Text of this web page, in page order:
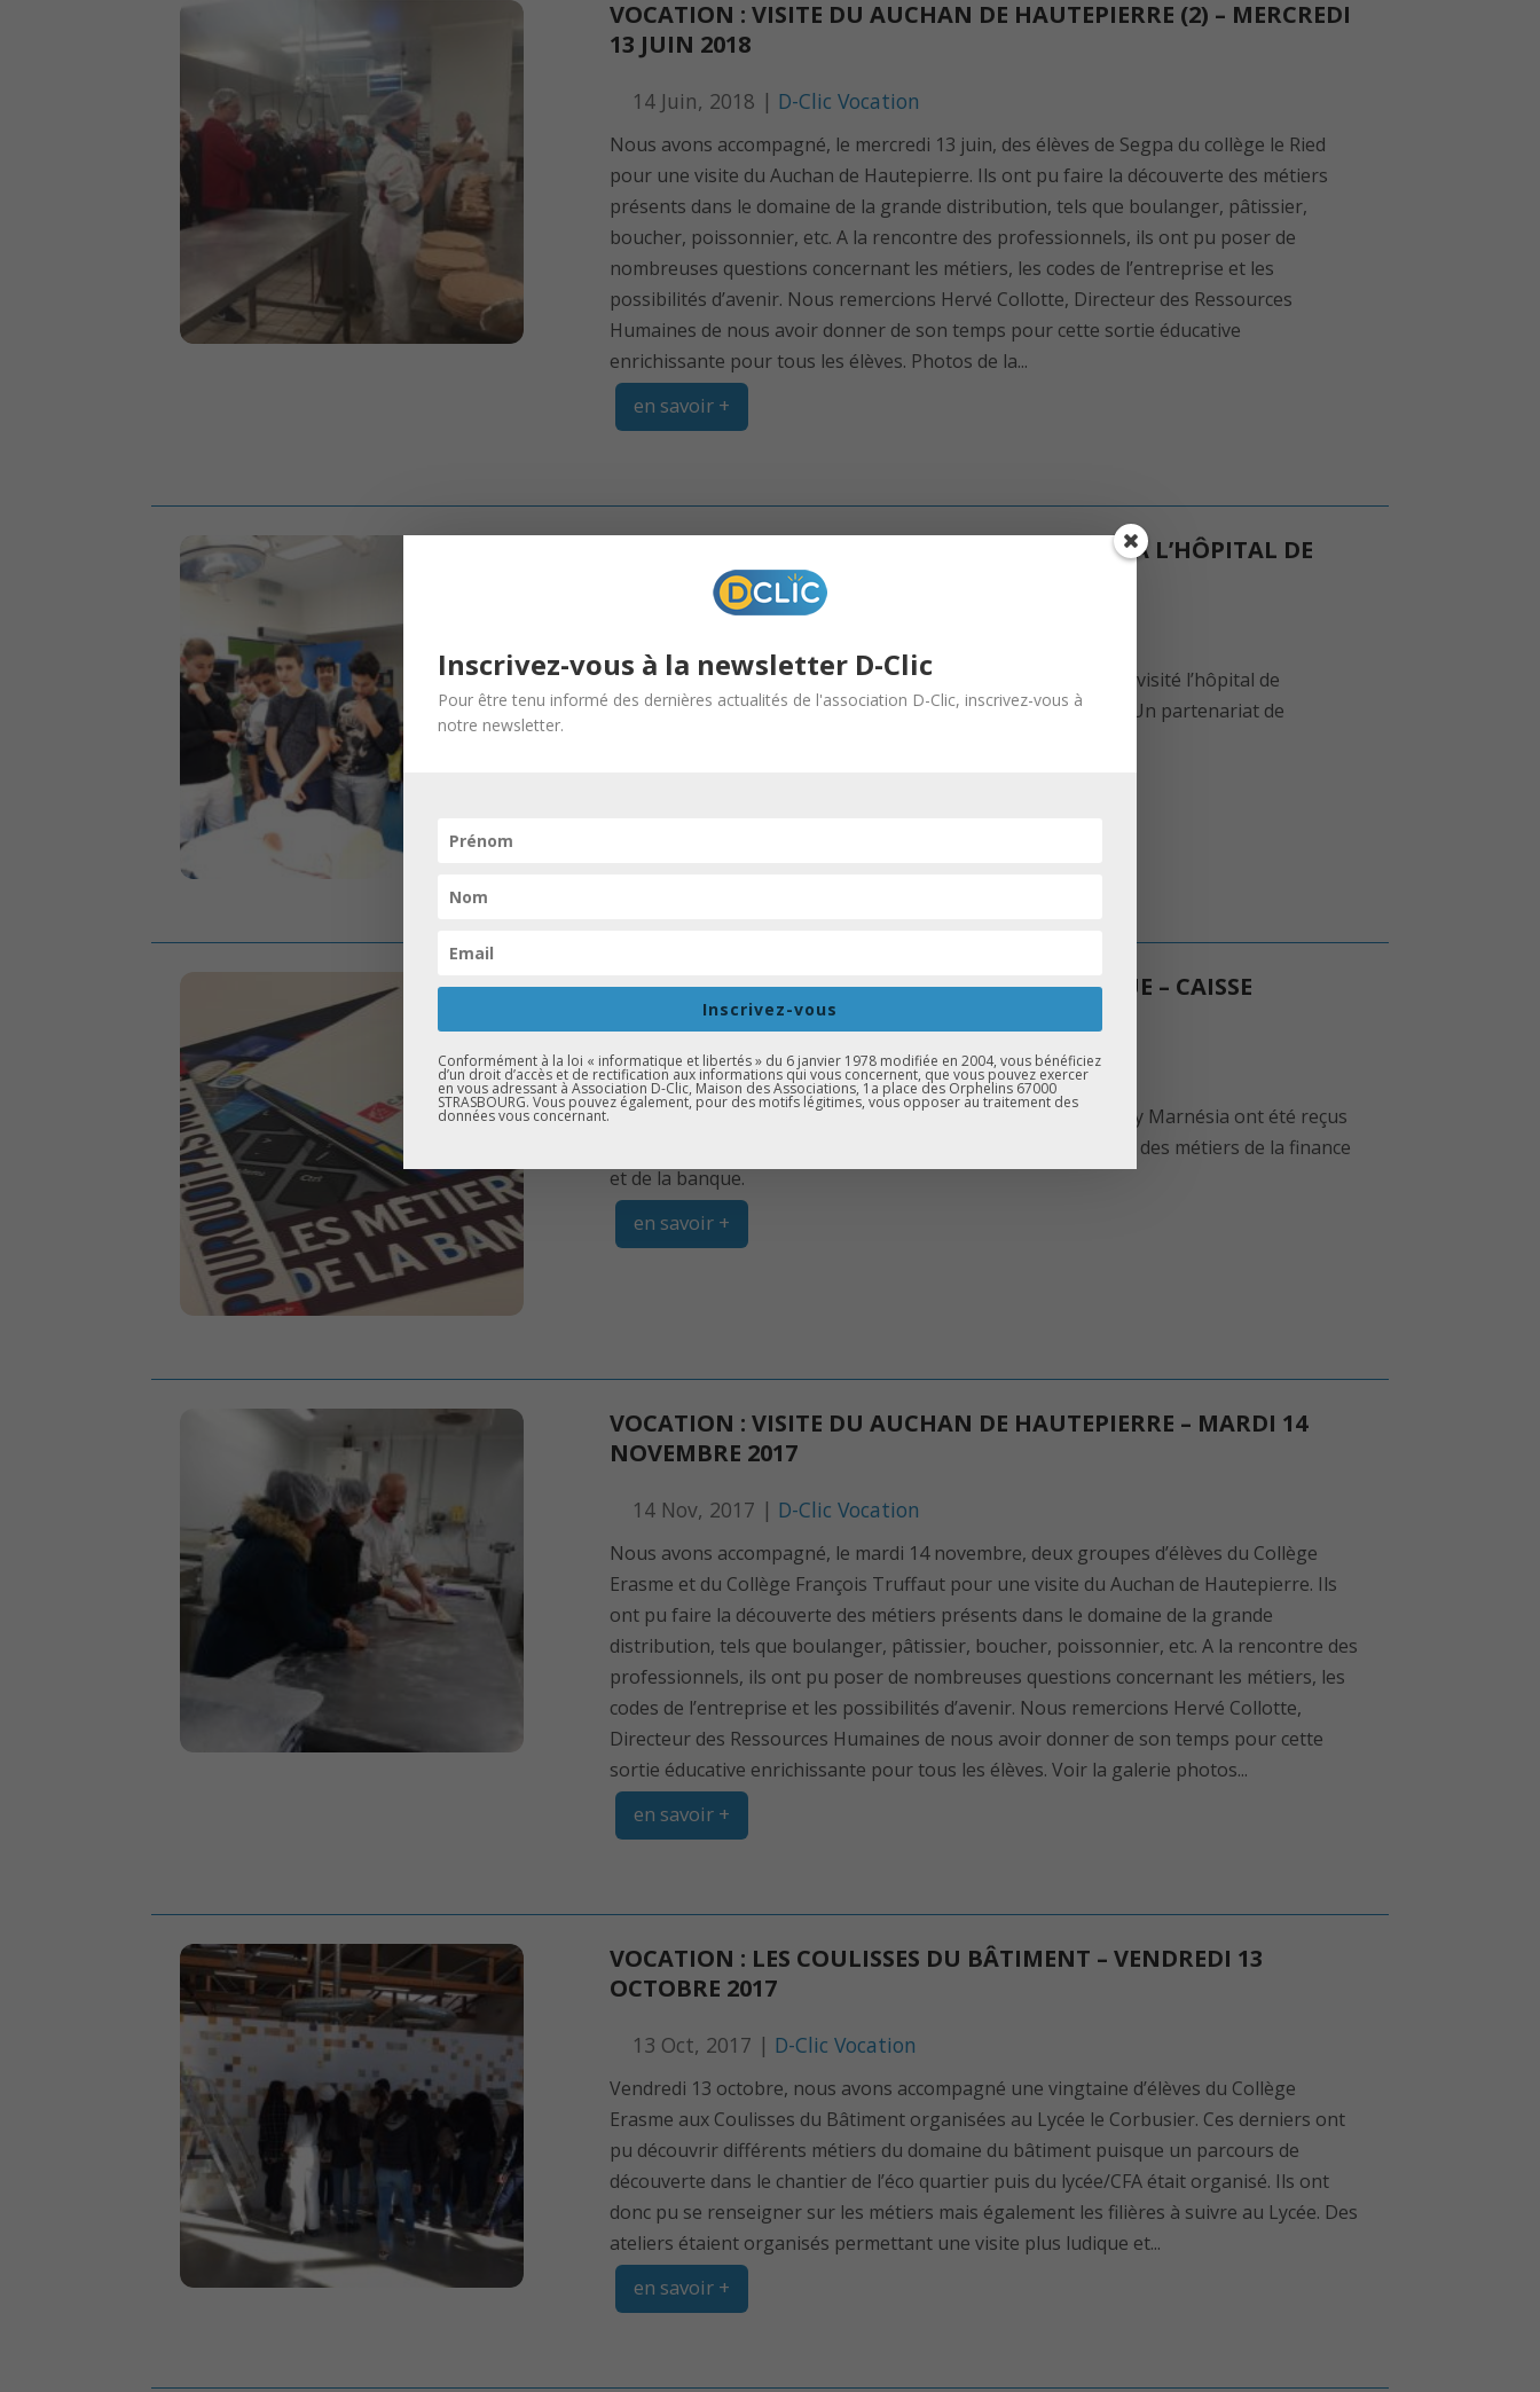
VOCATION : VISITE DU AUCHAN DE HAUTEPIERRE (2) – MERCREDI
13 JUIN 2018
14 Juin, 2018 | D-Clic Vocation
Nous avons accompagné, le mercredi 13 juin, des élèves de Segpa du collège le Ried
pour une visite du Auchan de Hautepierre. Ils ont pu faire la découverte des métiers
présents dans le domaine de la grande distribution, tels que boulanger, pâtissier,
boucher, poissonnier, etc. A la rencontre des professionnels, ils ont pu poser de
nombreuses questions concernant les métiers, les codes de l’entreprise et les
possibilités d’avenir. Nous remercions Hervé Collotte, Directeur des Ressources
Humaines de nous avoir donner de son temps pour cette sortie éducative
enrichissante pour tous les élèves. Photos de la...
en savoir +
VOCATION : VISITE DES MÉTIERS DE LA SANTÉ À L’HÔPITAL DE
HAUTEPIERRE
Jeudi 29 mars, des élèves de troisième du Collège Erasme ont visité l’hôpital de
Hautepierre : le service radiologie et le service des urgences. Un partenariat de
VOCATION : VISITE DES MÉTIERS DE LA BANQUE – CAISSE
D’ÉPARGNE D’ALSACE
20 Mar, 2018 |D-Clic Vocation
Mardi 20 mars 2018, des élèves de quatrième du Collège Lezay Marnésia ont été reçus
au siège de la Caisse d’épargne d’Alsace pour une découverte des métiers de la finance
et de la banque.
en savoir +
VOCATION : VISITE DU AUCHAN DE HAUTEPIERRE – MARDI 14
NOVEMBRE 2017
14 Nov, 2017 | D-Clic Vocation
Nous avons accompagné, le mardi 14 novembre, deux groupes d’élèves du Collège
Erasme et du Collège François Truffaut pour une visite du Auchan de Hautepierre. Ils
ont pu faire la découverte des métiers présents dans le domaine de la grande
distribution, tels que boulanger, pâtissier, boucher, poissonnier, etc. A la rencontre des
professionnels, ils ont pu poser de nombreuses questions concernant les métiers, les
codes de l’entreprise et les possibilités d’avenir. Nous remercions Hervé Collotte,
Directeur des Ressources Humaines de nous avoir donner de son temps pour cette
sortie éducative enrichissante pour tous les élèves. Voir la galerie photos...
en savoir +
VOCATION : LES COULISSES DU BÂTIMENT – VENDREDI 13
OCTOBRE 2017
13 Oct, 2017 | D-Clic Vocation
Vendredi 13 octobre, nous avons accompagné une vingtaine d’élèves du Collège
Erasme aux Coulisses du Bâtiment organisées au Lycée le Corbusier. Ces derniers ont
pu découvrir différents métiers du domaine du bâtiment puisque un parcours de
découverte dans le chantier de l’éco quartier puis du lycée/CFA était organisé. Ils ont
donc pu se renseigner sur les métiers mais également les filières à suivre au Lycée. Des
ateliers étaient organisés permettant une visite plus ludique et...
en savoir +
Inscrivez-vous à la newsletter D-Clic
Pour être tenu informé des dernières actualités de l'association D-Clic, inscrivez-vous à
notre newsletter.
Inscrivez-vous
Conformément à la loi « informatique et libertés » du 6 janvier 1978 modifiée en 2004, vous bénéficiez
d’un droit d’accès et de rectification aux informations qui vous concernent, que vous pouvez exercer
en vous adressant à Association D-Clic, Maison des Associations, 1a place des Orphelins 67000
STRASBOURG. Vous pouvez également, pour des motifs légitimes, vous opposer au traitement des
données vous concernant.